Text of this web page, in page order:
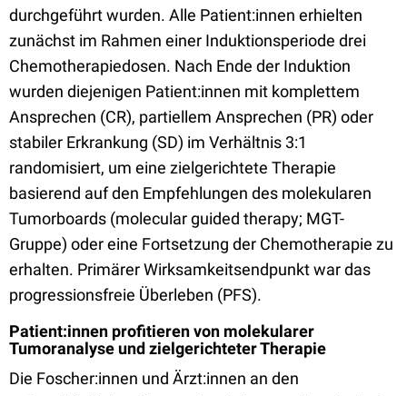
durchgeführt wurden. Alle Patient:innen erhielten
zunächst im Rahmen einer Induktionsperiode drei
Chemotherapiedosen. Nach Ende der Induktion
wurden diejenigen Patient:innen mit komplettem
Ansprechen (CR), partiellem Ansprechen (PR) oder
stabiler Erkrankung (SD) im Verhältnis 3:1
randomisiert, um eine zielgerichtete Therapie
basierend auf den Empfehlungen des molekularen
Tumorboards (molecular guided therapy; MGT-
Gruppe) oder eine Fortsetzung der Chemotherapie zu
erhalten. Primärer Wirksamkeitsendpunkt war das
progressionsfreie Überleben (PFS).
Patient:innen profitieren von molekularer
Tumoranalyse und zielgerichteter Therapie
Die Foscher:innen und Ärzt:innen an den